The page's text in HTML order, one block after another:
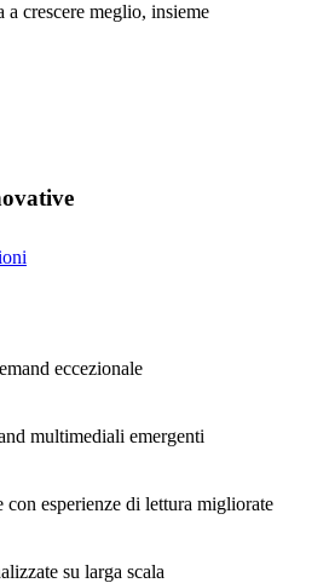
crescere meglio, insieme
eccezionale
multimediali emergenti
esperienze di lettura migliorate
su larga scala